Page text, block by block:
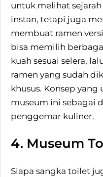
untuk melihat
instan, tetapi juga
membuat ramen
bisa memilih
kuah sesuai selera,
ramen yang sudah
khusus. Konsep
museum ini sebagai
penggemar kuliner.
4. Museum
Siapa sangka toilet